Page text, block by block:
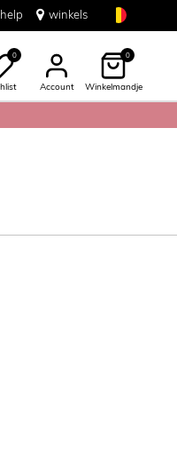
help winkels
0
Account
0
Winkelmandje